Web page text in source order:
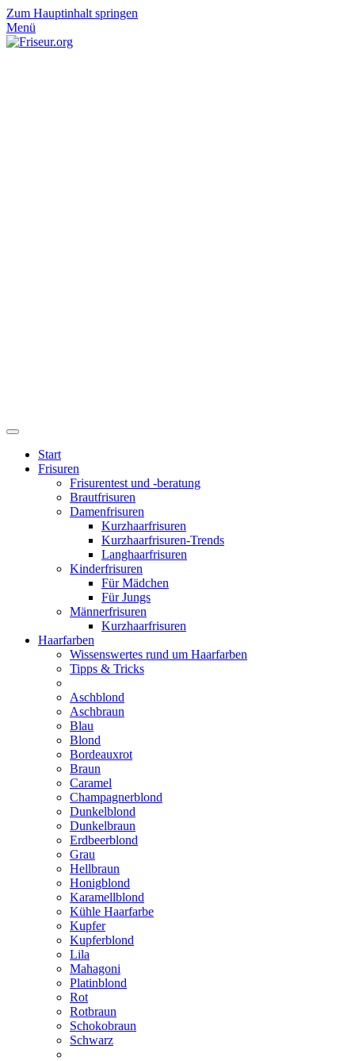
Zum Hauptinhalt springen
Menü
Start
Frisuren
Frisurentest und -beratung
Brautfrisuren
Damenfrisuren
Kurzhaarfrisuren
Kurzhaarfrisuren-Trends
Langhaarfrisuren
Kinderfrisuren
Für Mädchen
Für Jungs
Männerfrisuren
Kurzhaarfrisuren
Haarfarben
Wissenswertes rund um Haarfarben
Tipps & Tricks
Aschblond
Aschbraun
Blau
Blond
Bordeauxrot
Braun
Caramel
Champagnerblond
Dunkelblond
Dunkelbraun
Erdbeerblond
Grau
Hellbraun
Honigblond
Karamellblond
Kühle Haarfarbe
Kupfer
Kupferblond
Lila
Mahagoni
Platinblond
Rot
Rotbraun
Schokobraun
Schwarz